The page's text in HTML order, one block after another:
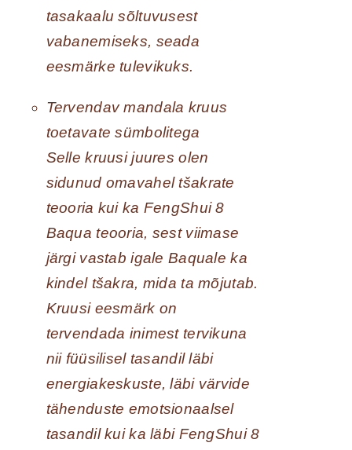
tasakaalu sõltuvusest
vabanemiseks, seada
eesmärke tulevikuks.
Tervendav mandala kruus
toetavate sümbolitega
Selle kruusi juures olen
sidunud omavahel tšakrate
teooria kui ka FengShui 8
Baqua teooria, sest viimase
järgi vastab igale Baquale ka
kindel tšakra, mida ta mõjutab.
Kruusi eesmärk on
tervendada inimest tervikuna
nii füüsilisel tasandil läbi
energiakeskuste, läbi värvide
tähenduste emotsionaalsel
tasandil kui ka läbi FengShui 8